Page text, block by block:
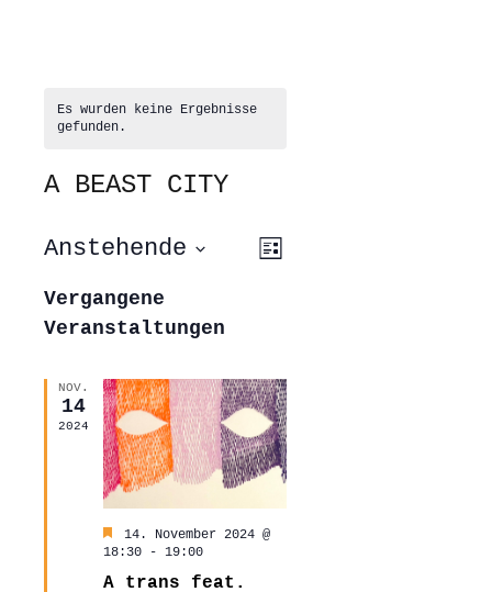
Es wurden keine Ergebnisse
gefunden.
A BEAST CITY
ANSICHTEN-
NAVIGATION
VERANSTALTUNG
ANSICHTEN-
Liste
Anstehende
wählen.
Vergangene
Veranstaltungen
NOV.
14
2024
Hervorgehoben
14. November 2024 @
18:30- 19:00
A trans feat.